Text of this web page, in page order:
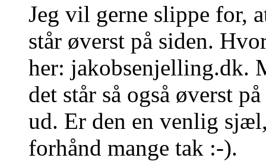
Jeg vil gerne slippe for,
står øverst på siden.
her: jakobsenjelling.dk.
det står så også øverst
ud. Er den en venlig
forhånd mange tak :-).